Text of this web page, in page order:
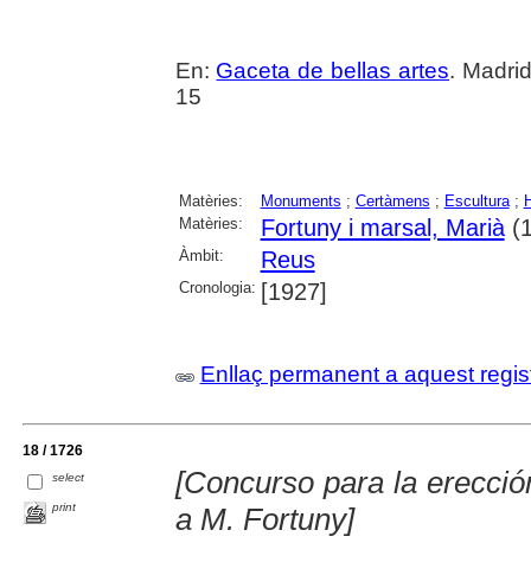
En: Gaceta de bellas artes.
15
Matèries: Monuments ; Certàmens ; Escultura;
Matèries:
Fortuny i marsal, Marià
Àmbit: Reus
Cronologia: [1927]
Enllaç permanent a aquest
18 / 1726
select
print
[Concurso para la
a M. Fortuny]